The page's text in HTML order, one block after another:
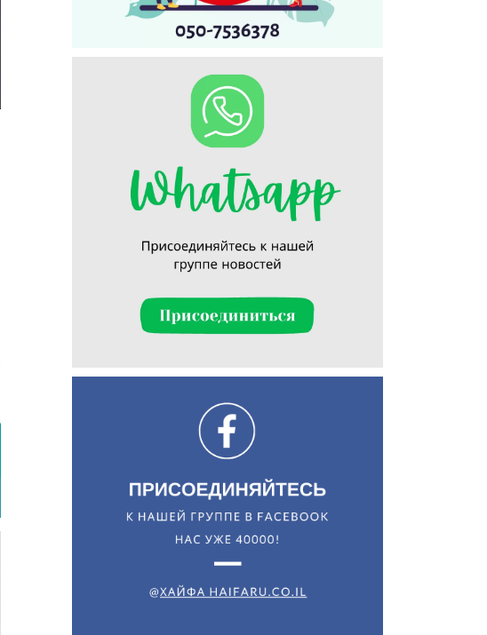
Искать